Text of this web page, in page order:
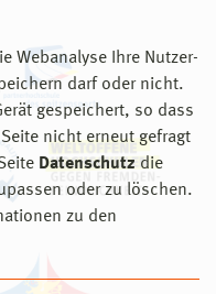
Webanalyse Ihre Nutzer-
darf oder nicht.
gespeichert, so dass
nicht erneut gefragt
Datenschutz die
oder zu löschen.
zu den